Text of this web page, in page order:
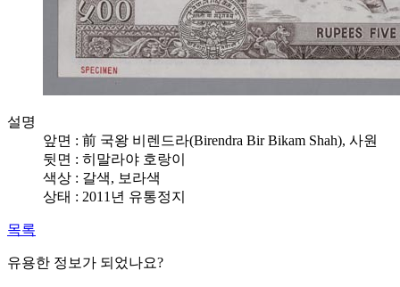
설명
앞면 : 前 국왕 비렌드라(Birendra Bir Bikam Shah), 사원
뒷면 : 히말라야 호랑이
색상 : 갈색, 보라색
상태 : 2011년 유통정지
목록
유용한 정보가 되었나요?